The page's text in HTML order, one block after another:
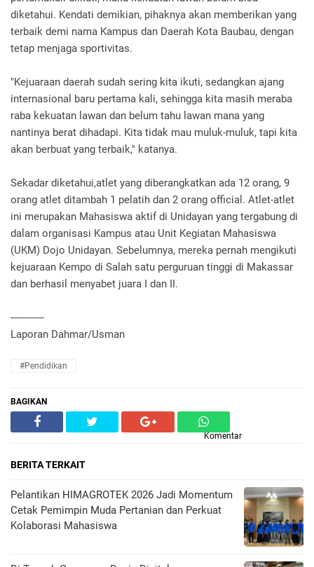
diketahui. Kendati demikian, pihaknya akan memberikan yang
terbaik demi nama Kampus dan Daerah Kota Baubau, dengan
tetap menjaga sportivitas.
"Kejuaraan daerah sudah sering kita ikuti, sedangkan ajang
internasional baru pertama kali, sehingga kita masih meraba
raba kekuatan lawan dan belum tahu lawan mana yang
nantinya berat dihadapi. Kita tidak mau muluk-muluk, tapi kita
akan berbuat yang terbaik," katanya.
Sekadar diketahui,atlet yang diberangkatkan ada 12 orang, 9
orang atlet ditambah 1 pelatih dan 2 orang official. Atlet-atlet
ini merupakan Mahasiswa aktif di Unidayan yang tergabung di
dalam organisasi Kampus atau Unit Kegiatan Mahasiswa
(UKM) Dojo Unidayan. Sebelumnya, mereka pernah mengikuti
kejuaraan Kempo di Salah satu perguruan tinggi di Makassar
dan berhasil menyabet juara I dan II.
------------
Laporan Dahmar/Usman
#Pendidikan
BAGIKAN
Komentar
BERITA TERKAIT
Pelantikan HIMAGROTEK 2026 Jadi Momentum
Cetak Pemimpin Muda Pertanian dan Perkuat
Kolaborasi Mahasiswa